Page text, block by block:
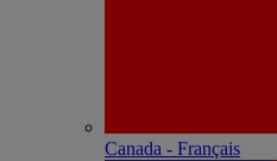
Canada - Français